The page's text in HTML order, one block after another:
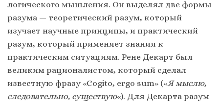
логического мышления. Он выделял две формы
разума — теоретический разум, который
изучает научные принципы, и практический
разум, который применяет знания к
практическим ситуациям. Рене Декарт был
великим рационалистом, который сделал
известную фразу «Cogito, ergo sum» («Я мыслю,
следовательно, существую«). Для Декарта разум